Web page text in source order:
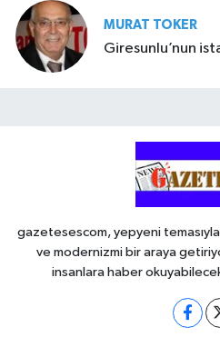
MURAT TOKER
Giresunlu’nun
gazetesescom, yepyeni
ve modernizmi bir araya
insanlara haber